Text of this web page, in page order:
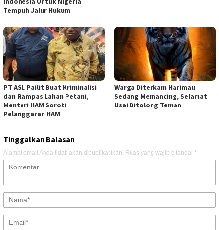
Tempuh Jalur Hukum
PT ASL Pailit Buat Kriminalisi
dan Rampas Lahan Petani,
Menteri HAM Soroti
Pelanggaran HAM
Warga Diterkam Harimau
Sedang Memancing, Selamat
Usai Ditolong Teman
Tinggalkan Balasan
Alamat email Anda tidak akan dipublikasikan. Ruas yang wajib ditandai *